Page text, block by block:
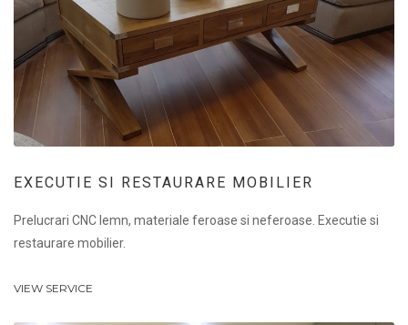
EXECUTIE SI RESTAURARE MOBILIER
Prelucrari CNC lemn, materiale feroase si neferoase. Executie si
restaurare mobilier.
VIEW SERVICE